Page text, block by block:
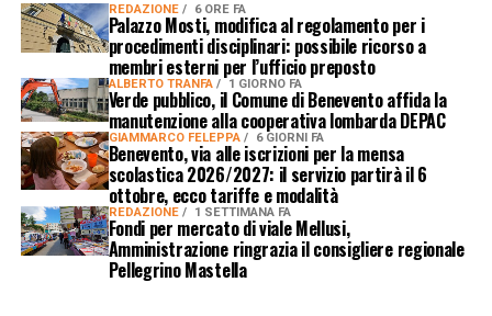
REDAZIONE 6 ORE FA
Palazzo Mosti, modifica al regolamento per i
procedimenti disciplinari: possibile ricorso a
membri esterni per l’ufficio preposto
ALBERTO TRANFA 1 GIORNO FA
Verde pubblico, il Comune di Benevento affida la
manutenzione alla cooperativa lombarda DEPAC
GIAMMARCO FELEPPA 6 GIORNI FA
Benevento, via alle iscrizioni per la mensa
scolastica 2026/2027: il servizio partirà il 6
ottobre, ecco tariffe e modalità
REDAZIONE 1 SETTIMANA FA
Fondi per mercato di viale Mellusi,
Amministrazione ringrazia il consigliere regionale
Pellegrino Mastella